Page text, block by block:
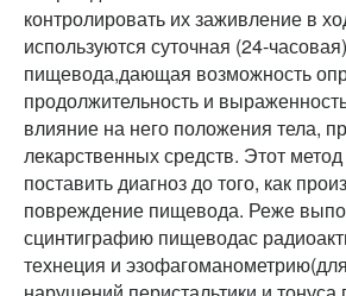
контролировать их заживление в
используются суточная (24-
пищевода,дающая возможность
продолжительность и
влияние на него положения тела,
лекарственных средств. Этот
поставить диагноз до того, как
повреждение пищевода. Реже
сцинтиграфию пищеводас
технеция и